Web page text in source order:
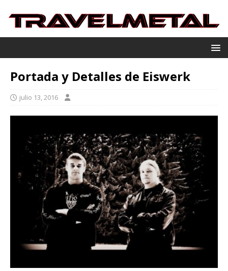
Portada y Detalles de Eiswerk
julio 13, 2016